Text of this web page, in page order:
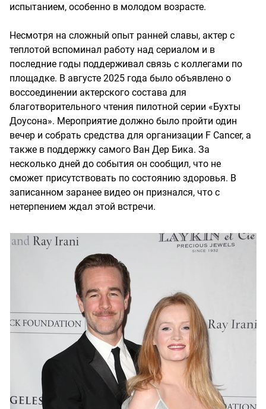
испытанием, особенно в молодом возрасте.
Несмотря на сложный опыт ранней славы, актер с
теплотой вспоминал работу над сериалом и в
последние годы поддерживал связь с коллегами по
площадке. В августе 2025 года было объявлено о
воссоединении актерского состава для
благотворительного чтения пилотной серии «Бухты
Доусона». Мероприятие должно было пройти один
вечер и собрать средства для организации F Cancer, а
также в поддержку самого Ван Дер Бика. За
несколько дней до события он сообщил, что не
сможет присутствовать по состоянию здоровья. В
записанном заранее видео он признался, что с
нетерпением ждал этой встречи.